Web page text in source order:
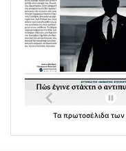
Τα πρωτοσέλιδα των